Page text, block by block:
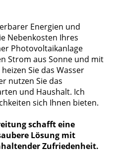
Energien und
Nebenkosten Ihres
Photovoltaikanlage
Strom aus Sonne und mit
Sie das Wasser
nutzen Sie das
und Haushalt. Ich
sich Ihnen bieten.
schafft eine
Lösung mit
Zufriedenheit.